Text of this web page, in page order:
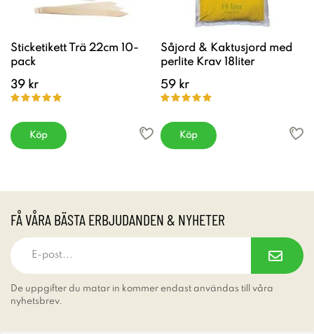
Sticketikett Trä 22cm 10-
pack
39 kr
Köp
Såjord & Kaktusjord med
perlite Krav 18liter
59 kr
Köp
FÅ VÅRA BÄSTA ERBJUDANDEN & NYHETER
De uppgifter du matar in kommer endast användas till våra
nyhetsbrev.